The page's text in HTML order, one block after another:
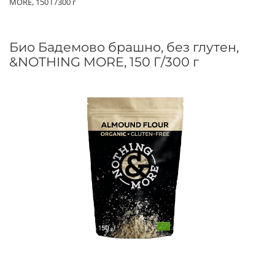
Био Бадемово брашно, без глутен,
&NOTHING MORE, 150 Г/300 г